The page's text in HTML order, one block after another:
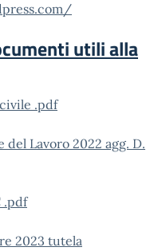
utili alla
.pdf
Lavoro 2022 agg. D.
.pdf
2023 tutela